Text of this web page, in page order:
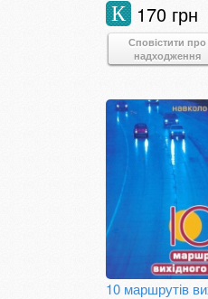
170 грн
К
Сповістити про
надходження